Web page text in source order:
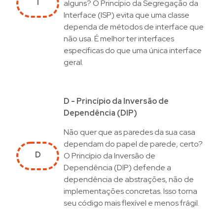
alguns? O Princípio da Segregação da
Interface (ISP) evita que uma classe
dependa de métodos de interface que
não usa. É melhor ter interfaces
específicas do que uma única interface
geral.
D
D - Princípio da Inversão de
Dependência (DIP)
Não quer que as paredes da sua casa
dependam do papel de parede, certo?
O Princípio da Inversão de
Dependência (DIP) defende a
dependência de abstrações, não de
implementações concretas. Isso torna
seu código mais flexível e menos frágil.